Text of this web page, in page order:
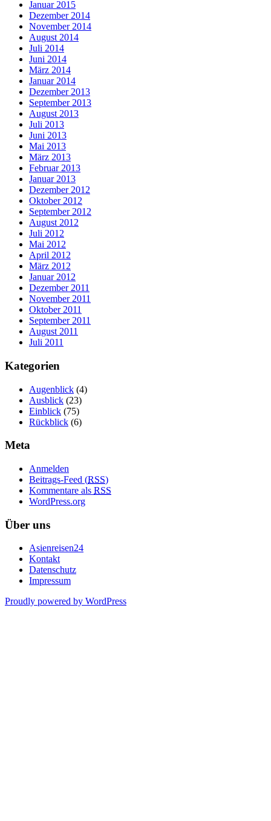
Januar 2015
Dezember 2014
November 2014
August 2014
Juli 2014
Juni 2014
März 2014
Januar 2014
Dezember 2013
September 2013
August 2013
Juli 2013
Juni 2013
Mai 2013
März 2013
Februar 2013
Januar 2013
Dezember 2012
Oktober 2012
September 2012
August 2012
Juli 2012
Mai 2012
April 2012
März 2012
Januar 2012
Dezember 2011
November 2011
Oktober 2011
September 2011
August 2011
Juli 2011
Kategorien
Augenblick (4)
Ausblick (23)
Einblick (75)
Rückblick (6)
Meta
Anmelden
Beitrags-Feed (RSS)
Kommentare als RSS
WordPress.org
Über uns
Asienreisen24
Kontakt
Datenschutz
Impressum
Proudly powered by WordPress